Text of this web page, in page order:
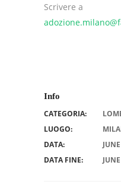
Scrivere a
Info
CATEGORIA:
LUOGO:
DATA:
DATA FINE: